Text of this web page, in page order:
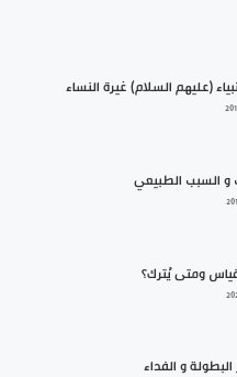
(عليهم السلام) غيرة النساء
و السبب الطبيعي
ومتى يُترك؟
و الفداء